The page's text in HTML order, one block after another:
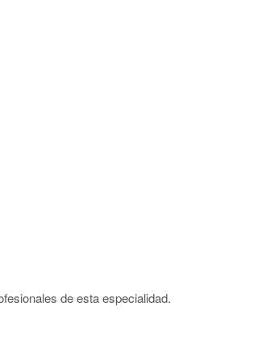
de esta especialidad.